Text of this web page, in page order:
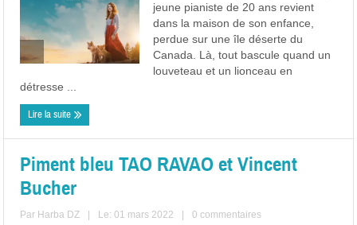
jeune pianiste de 20 ans revient
dans la maison de son enfance,
perdue sur une île déserte du
Canada. Là, tout bascule quand un
louveteau et un lionceau en
détresse ...
Lire la suite
Piment bleu TAO RAVAO et Vincent
Bucher
Par Harba DZ Le: 01 mars 2022 0 commentaires